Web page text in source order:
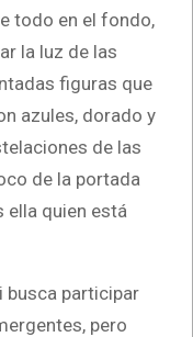
todo en el fondo,
la luz de las
figuras que
azules, dorado y
de las
de la portada
ella quien está
busca participar
pero